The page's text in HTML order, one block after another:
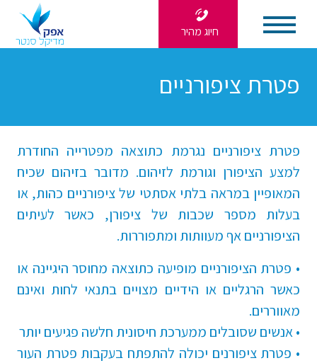
חיוג מהיר
פטרת ציפורניים
פטרת ציפורניים נגרמת כתוצאה מפטרייה החודרת
למצע הציפורן וגורמת לזיהום. מדובר בזיהום שכיח
המאופיין במראה בלתי אסתטי של ציפורניים כהות, או
בעלות מספר שכבות של ציפורן, כאשר לעיתים
הציפורניים אף מעוותות ומתפוררות.
• פטרת הציפורניים מופיעה כתוצאה מחוסר היגיינה או
כאשר הרגליים או הידיים מצויים בתנאי לחות ואינם
מאווררים.
• אנשים שסובלים ממערכת חיסונית חלשה פגיעים יותר
• פטרת ציפורנים יכולה להתפתח בעקבות פטרת העור